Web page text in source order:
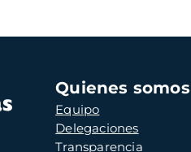
Navegación
principal
Quienes somos
Equipo
Delegaciones
Transparencia